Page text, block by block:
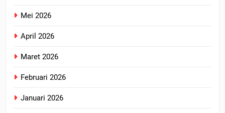
Mei 2026
April 2026
Maret 2026
Februari 2026
Januari 2026